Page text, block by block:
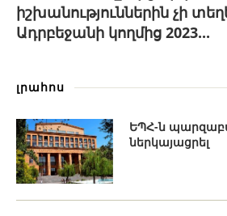
իշխանություններին չի
Ադրբեջանի կողմից 2023...
լրահոս
ԵՊՀ-ն
ներկայացրել